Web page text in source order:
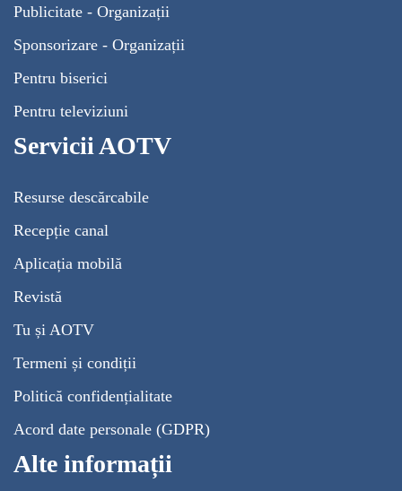
Publicitate - Organizații
Sponsorizare - Organizații
Pentru biserici
Pentru televiziuni
Servicii AOTV
Resurse descărcabile
Recepție canal
Aplicația mobilă
Revistă
Tu și AOTV
Termeni și condiții
Politică confidențialitate
Acord date personale (GDPR)
Alte informații